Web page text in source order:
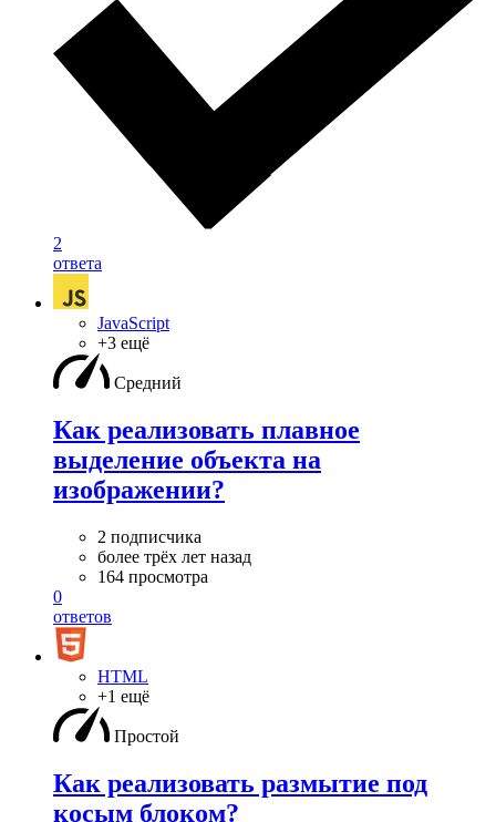
2
ответа
JavaScript
+3 ещё
Средний
Как реализовать плавное
выделение объекта на
изображении?
2 подписчика
более трёх лет назад
164 просмотра
0
ответов
HTML
+1 ещё
Простой
Как реализовать размытие под
косым блоком?